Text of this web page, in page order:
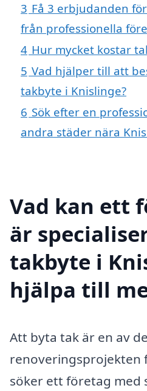
3 Få 3 erbjudanden
från professionella
4 Hur mycket kostar
5 Vad hjälper till att
takbyte i Knislinge?
6 Sök efter en
andra städer nära
Vad kan ett
är
takbyte i
hjälpa till
Att byta tak är en av
renoveringsprojekten
söker ett företag med